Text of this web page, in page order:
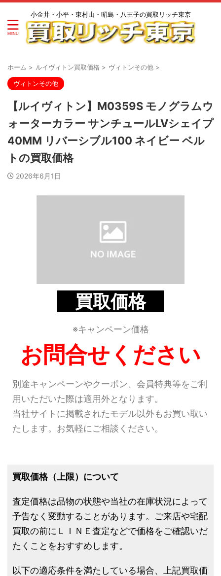
小金井・小平・東村山・昭島・八王子の買取リッチ東京
ホーム > ルイヴィトン買取価格 > ヴィトンその他 >
ヴィトンその他
【ルイヴィトン】M0359S モノグラムウ
ォーターカラー サンチュールLVシェイプ
40MM リバーシブル100 ネイビー ベル
トの買取価格
2026年6月1日
買取価格
※キャンペーン価格
お問合せください
別途キャンペーンやクーポン、会員特典等をご利
用いただいた際は適用外となります。
当社サイトに掲載されたモデル以外もお買い取い
たします。お気軽にご相談ください。
買取価格（上限）について
査定価格は品物の状態や当社の在庫状況によって
予告なく変動することがあります。ご来店や宅配
買取の前にＬＩＮＥ査定などで価格をご確認いだ
たくことをおすすめします。
以下の適応条件を満たしている場合、上記買取価